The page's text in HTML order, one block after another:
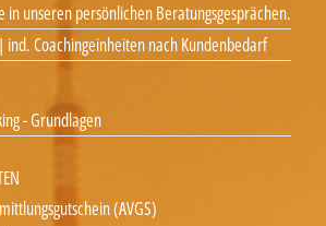
in unseren persönlichen Beratungsgesprächen.
ind. Coachingeinheiten nach Kundenbedarf
- Grundlagen
(AVGS)